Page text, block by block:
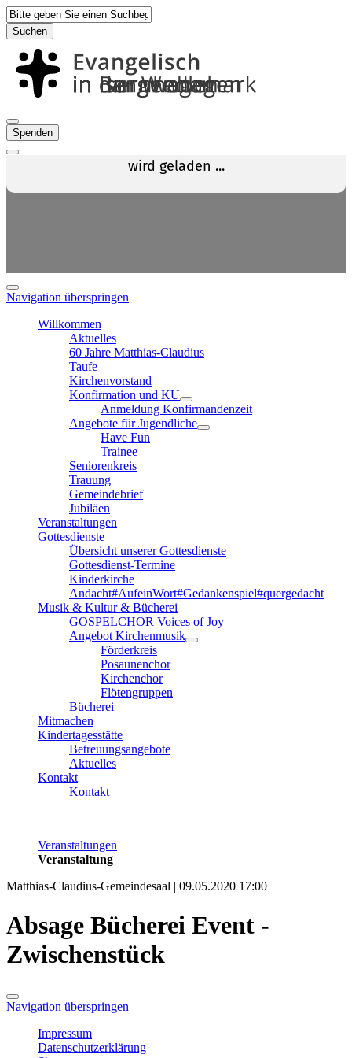
Suchen
Spenden
Navigation überspringen
Willkommen
Aktuelles
60 Jahre Matthias-Claudius
Taufe
Kirchenvorstand
Konfirmation und KU
Anmeldung Konfirmandenzeit
Angebote für Jugendliche
Have Fun
Trainee
Seniorenkreis
Trauung
Gemeindebrief
Jubiläen
Veranstaltungen
Gottesdienste
Übersicht unserer Gottesdienste
Gottesdienst-Termine
Kinderkirche
Andacht#AufeinWort#Gedankenspiel#quergedacht
Musik & Kultur & Bücherei
GOSPELCHOR Voices of Joy
Angebot Kirchenmusik
Förderkreis
Posaunenchor
Kirchenchor
Flötengruppen
Bücherei
Mitmachen
Kindertagesstätte
Betreuungsangebote
Aktuelles
Kontakt
Kontakt
Veranstaltungen
Veranstaltung
Matthias-Claudius-Gemeindesaal | 09.05.2020 17:00
Absage Bücherei Event -
Zwischenstück
Navigation überspringen
Impressum
Datenschutzerklärung